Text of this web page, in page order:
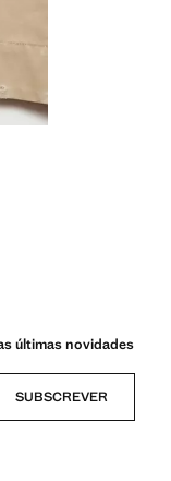
últimas novidades
SUBSCREVER